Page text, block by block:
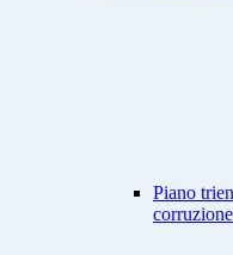
Piano